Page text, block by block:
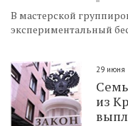
В мастерской
экспериментальный
29 июня
из